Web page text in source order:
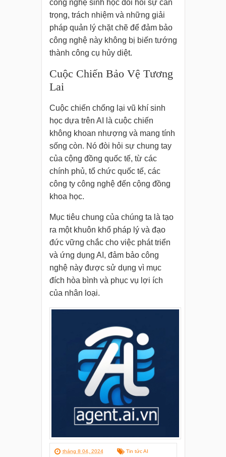
công nghệ sinh học đòi hỏi sự cẩn
trọng, trách nhiệm và những giải
pháp quản lý chặt chẽ để đảm bảo
công nghệ này không bị biến tướng
thành công cụ hủy diệt.
Cuộc Chiến Bảo Vệ Tương
Lai
Cuộc chiến chống lại vũ khí sinh
học dựa trên AI là cuộc chiến
không khoan nhượng và mang tính
sống còn. Nó đòi hỏi sự chung tay
của cộng đồng quốc tế, từ các
chính phủ, tổ chức quốc tế, các
công ty công nghệ đến cộng đồng
khoa học.
Mục tiêu chung của chúng ta là tạo
ra một khuôn khổ pháp lý và đạo
đức vững chắc cho việc phát triển
và ứng dụng AI, đảm bảo công
nghệ này được sử dụng vì mục
đích hòa bình và phục vụ lợi ích
của nhân loại.
tháng 8 04, 2024 Tin tức AI